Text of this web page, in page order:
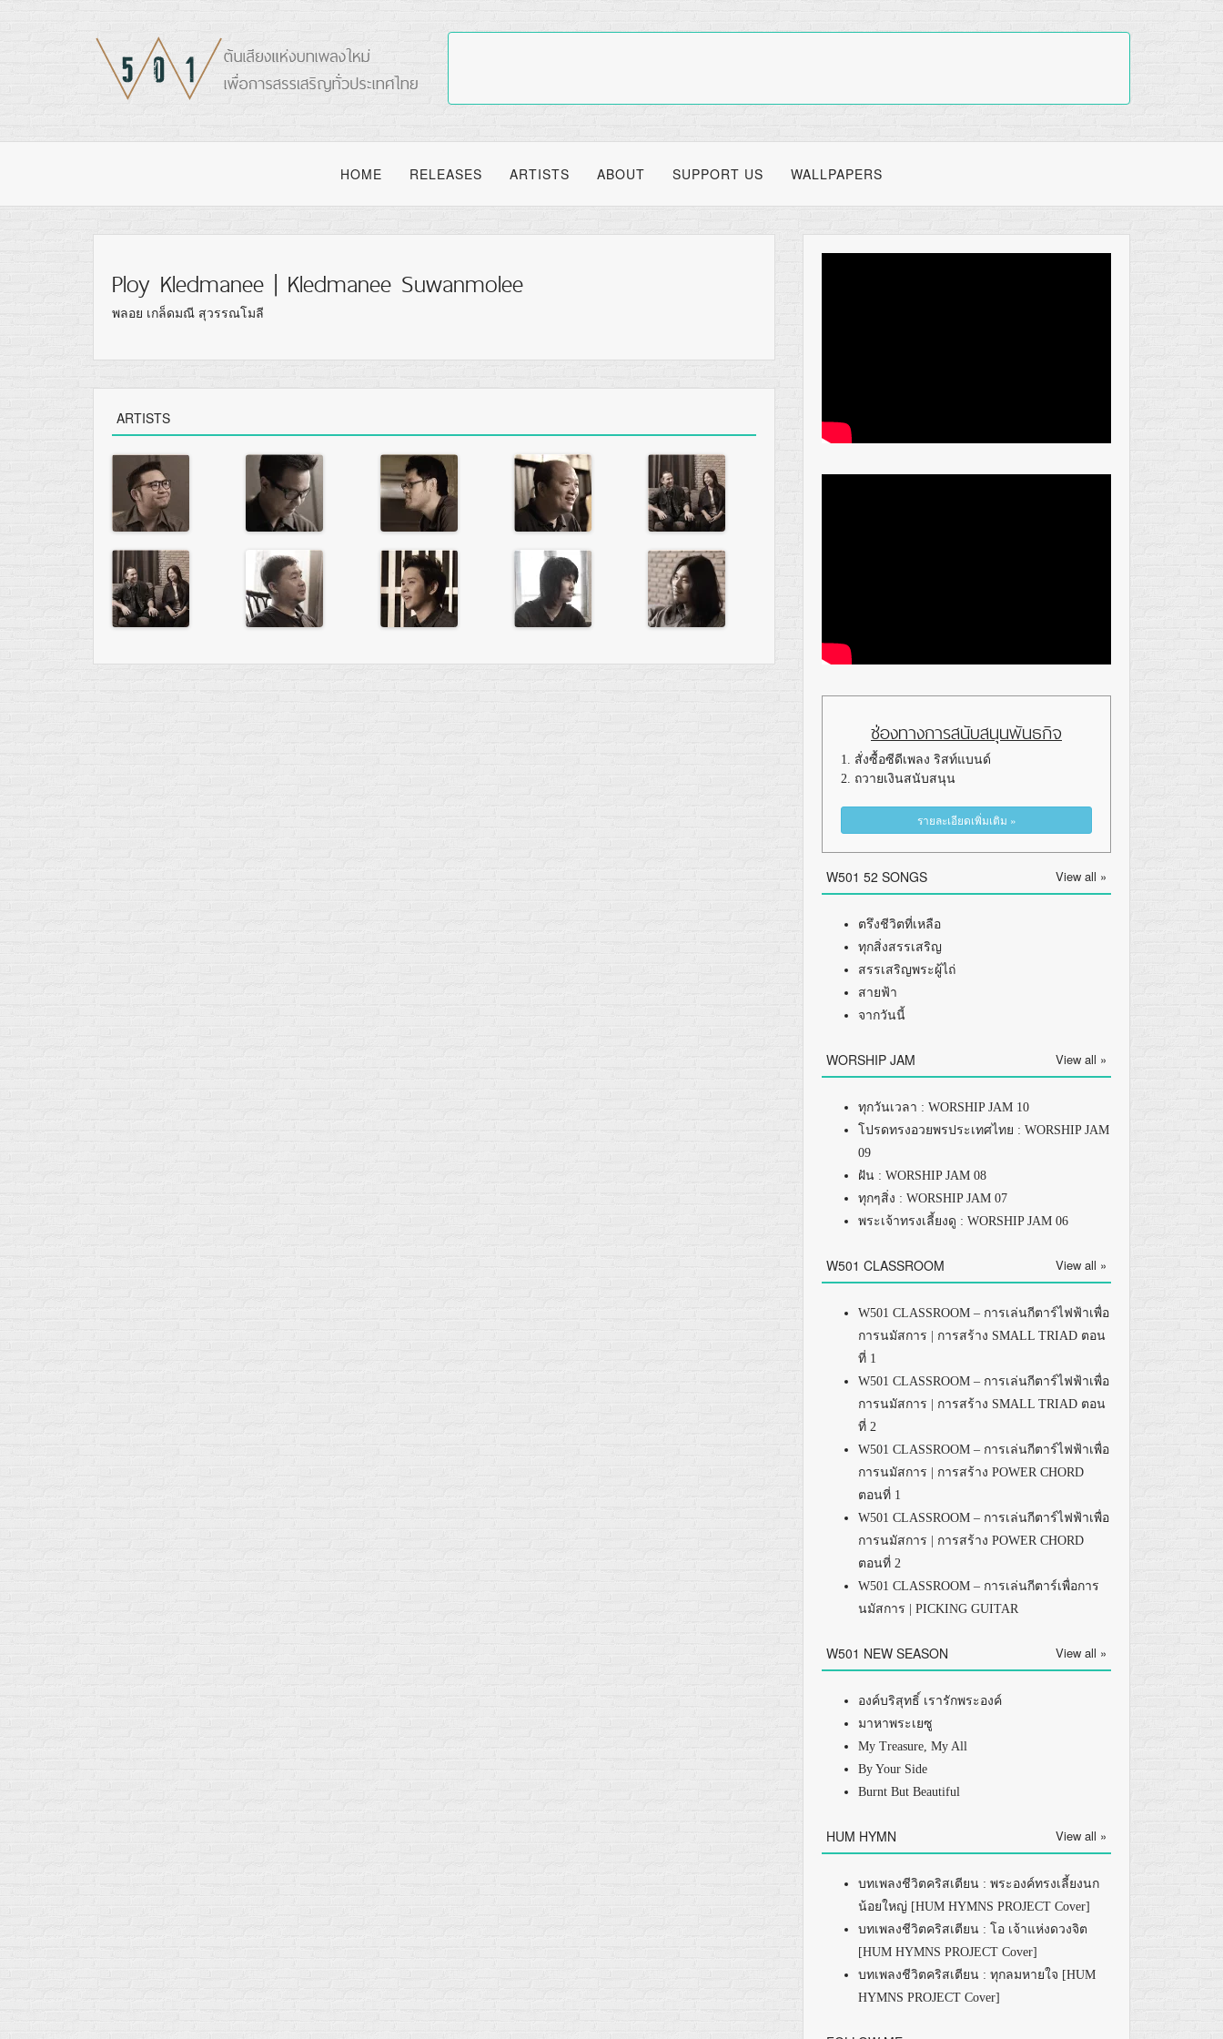
HOME RELEASES ARTISTS ABOUT SUPPORT US WALLPAPERS
Ploy Kledmanee | Kledmanee Suwanmolee
พลอย เกล็ดมณี สุวรรณโมลี
ARTISTS
ช่องทางการสนับสนุนพันธกิจ
1. สั่งซื้อซีดีเพลง ริสท์แบนด์
2. ถวายเงินสนับสนุน
รายละเอียดเพิ่มเติม »
W501 52 SONGS View all »
ตรึงชีวิตที่เหลือ
ทุกสิ่งสรรเสริญ
สรรเสริญพระผู้ไถ่
สายฟ้า
จากวันนี้
WORSHIP JAM View all »
ทุกวันเวลา : WORSHIP JAM 10
โปรดทรงอวยพรประเทศไทย : WORSHIP JAM
09
ฝัน : WORSHIP JAM 08
ทุกๆสิ่ง : WORSHIP JAM 07
พระเจ้าทรงเลี้ยงดู : WORSHIP JAM 06
W501 CLASSROOM View all »
W501 CLASSROOM – การเล่นกีตาร์ไฟฟ้าเพื่อ
การนมัสการ | การสร้าง SMALL TRIAD ตอน
ที่ 1
W501 CLASSROOM – การเล่นกีตาร์ไฟฟ้าเพื่อ
การนมัสการ | การสร้าง SMALL TRIAD ตอน
ที่ 2
W501 CLASSROOM – การเล่นกีตาร์ไฟฟ้าเพื่อ
การนมัสการ | การสร้าง POWER CHORD
ตอนที่ 1
W501 CLASSROOM – การเล่นกีตาร์ไฟฟ้าเพื่อ
การนมัสการ | การสร้าง POWER CHORD
ตอนที่ 2
W501 CLASSROOM – การเล่นกีตาร์เพื่อการ
นมัสการ | PICKING GUITAR
W501 NEW SEASON View all »
องค์บริสุทธิ์ เรารักพระองค์
มาหาพระเยซู
My Treasure, My All
By Your Side
Burnt But Beautiful
HUM HYMN View all »
บทเพลงชีวิตคริสเตียน : พระองค์ทรงเลี้ยงนก
น้อยใหญ่ [HUM HYMNS PROJECT Cover]
บทเพลงชีวิตคริสเตียน : โอ เจ้าแห่งดวงจิต
[HUM HYMNS PROJECT Cover]
บทเพลงชีวิตคริสเตียน : ทุกลมหายใจ [HUM
HYMNS PROJECT Cover]